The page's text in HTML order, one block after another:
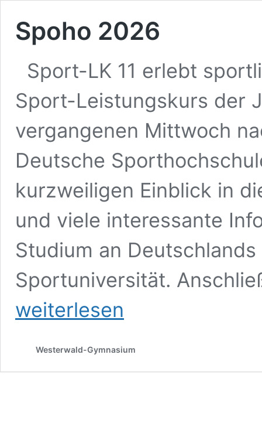
Spoho 2026
Sport-LK 11 erlebt
Sport-Leistungskurs der
vergangenen Mittwoch
Deutsche
kurzweiligen Einblick in
und viele interessante
Studium an
Sportuniversität.
weiterlesen
Westerwald-Gymnasium